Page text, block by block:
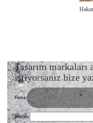
Tasarım markaları
istiyorsanız bize
Firma
Telefon